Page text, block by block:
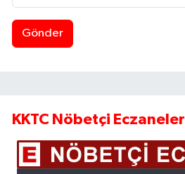
Gönder
KKTC Nöbetçi Eczaneler